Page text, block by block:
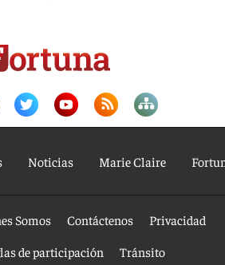
Noticias Marie Claire
Somos Contáctenos
Privacidad
de participación Tránsito